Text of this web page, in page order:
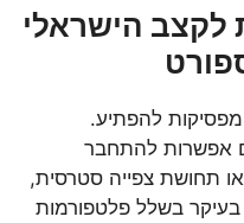
לקצב הישראלי
להפתיע.
אפשרות להתחבר
תחושת צפייה סטרסית,
בשלל פלטפורמות